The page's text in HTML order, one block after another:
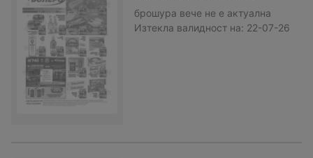
брошура вече не е актуална
Изтекла валидност на: 22-07-26